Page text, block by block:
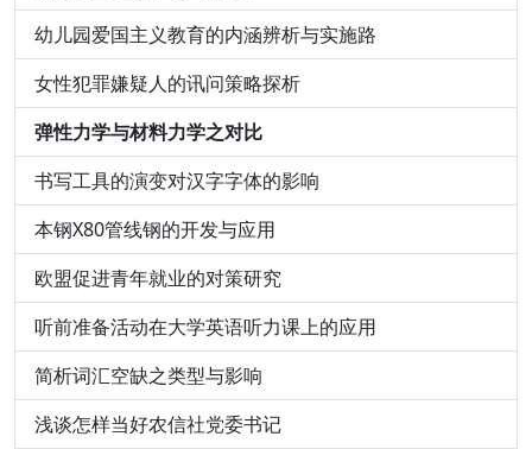
幼儿园爱国主义教育的内涵辨析与实施路
女性犯罪嫌疑人的讯问策略探析
弹性力学与材料力学之对比
书写工具的演变对汉字字体的影响
本钢X80管线钢的开发与应用
欧盟促进青年就业的对策研究
听前准备活动在大学英语听力课上的应用
简析词汇空缺之类型与影响
浅谈怎样当好农信社党委书记